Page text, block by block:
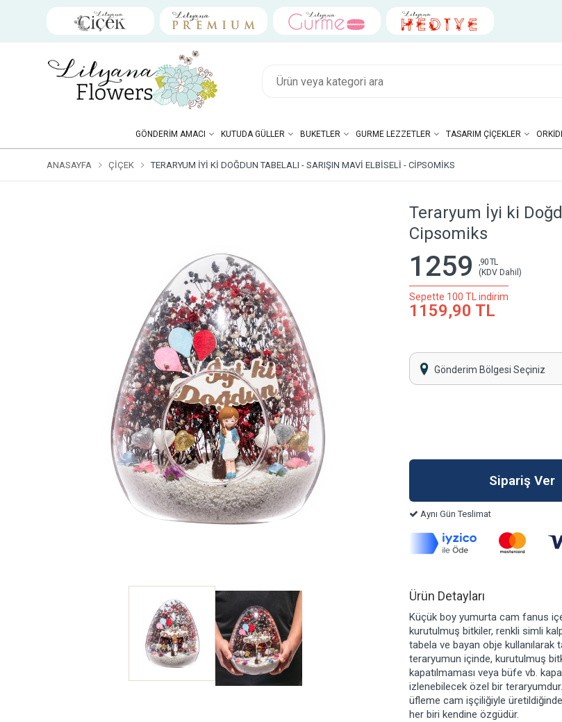
GÖNDERIM AMACI KUTUDA GÜLLER BUKETLER GURME LEZZETLER TASARIM ÇIÇEKLER
ANASAYFA ÇIÇEK TERARYUM İYI KI DOĞDUN TABELALI - SARIŞIN MAVI ELBISELI - CIPSOMIKS
Teraryum İyi ki
Cipsomiks
1259
,90 TL
(KDV Dahil)
Sepette 100 TL indirim
1159,90 TL
Gönderim Bölgesi Seçiniz
Aynı Gün Teslimat
Ürün Detayları
Küçük boy yumurta cam fanus
kurutulmuş bitkiler, renkli simli
tabela ve bayan obje kullanılarak
teraryumun içinde, kurutulmuş
kapatılmaması veya büfe vb.
izlenebilecek özel bir
üfleme cam işçiliğiyle
her biri kendine özgüdür.